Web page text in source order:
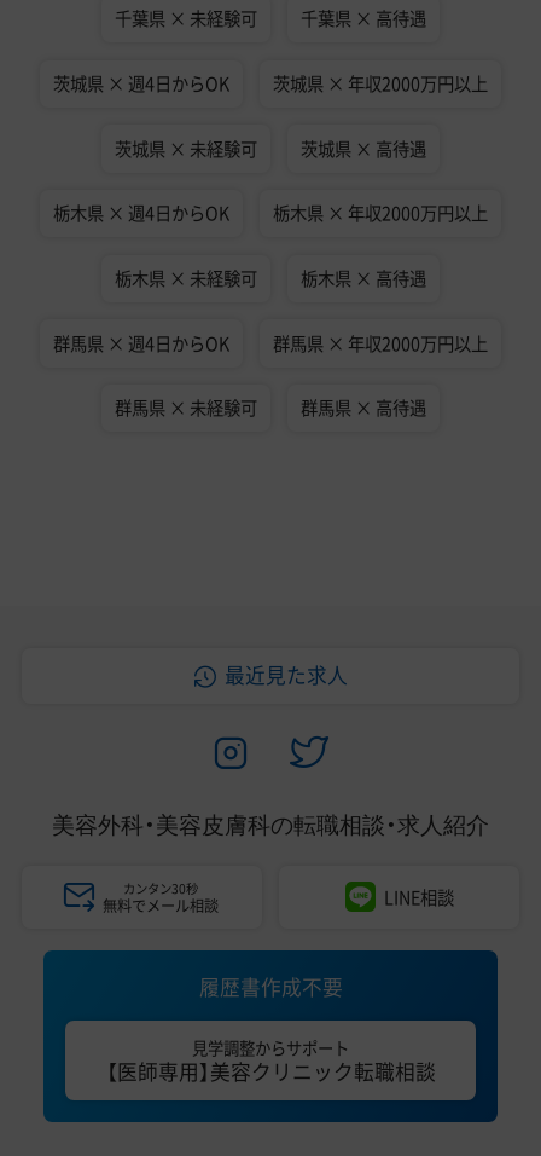
千葉県 × 未経験可 千葉県 × 高待遇
茨城県 × 週4日からOK 茨城県 × 年収2000万円以上
茨城県 × 未経験可 茨城県 × 高待遇
栃木県 × 週4日からOK 栃木県 × 年収2000万円以上
栃木県 × 未経験可 栃木県 × 高待遇
群馬県 × 週4日からOK 群馬県 × 年収2000万円以上
群馬県 × 未経験可 群馬県 × 高待遇
最近見た求人
美容外科・美容皮膚科の転職相談・求人紹介
カンタン30秒
無料でメール相談 LINE相談
履歴書作成不要
見学調整からサポート
【医師専用】美容クリニック転職相談